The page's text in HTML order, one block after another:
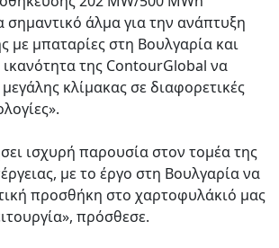
σημαντικό άλμα για την ανάπτυξη
με μπαταρίες στη Βουλγαρία και
ικανότητα της ContourGlobal να
κλίμακας σε διαφορετικές
ισχυρή παρουσία στον τομέα της
με το έργο στη Βουλγαρία να
προσθήκη στο χαρτοφυλάκιό μας
πρόσθεσε.